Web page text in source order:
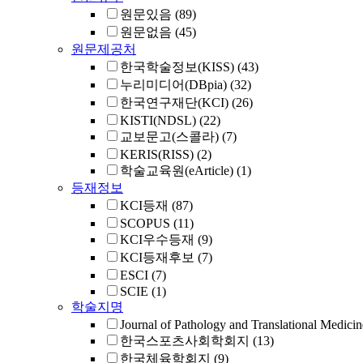
원문있음 (89)
원문없음 (45)
원문제공처
한국학술정보(KISS) (43)
누리미디어(DBpia) (32)
한국연구재단(KCI) (26)
KISTI(NDSL) (22)
교보문고(스콜라) (7)
KERIS(RISS) (2)
학술교육원(eArticle) (1)
등재정보
KCI등재 (87)
SCOPUS (11)
KCI우수등재 (9)
KCI등재후보 (7)
ESCI (7)
SCIE (1)
학술지명
Journal of Pathology and Translational
한국스포츠사회학회지 (13)
한국체육학회지 (9)